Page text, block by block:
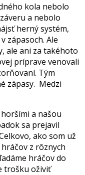
kola nebolo
a nebolo
herný systém,
zápasoch. Ale
ale ani za takéhoto
príprave venovali
Tým
zápasy. Medzi
a našou
sa prejavil
ako som už
z rôznych
hráčov do
trošku oživiť